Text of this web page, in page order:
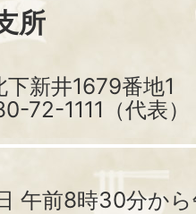
所
新井1679番地1
72-1111（代表）
午前8時30分か